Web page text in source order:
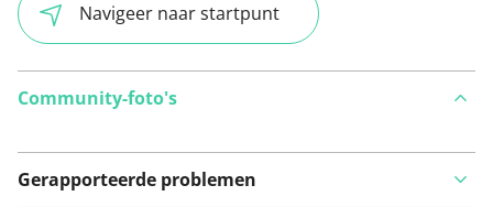
Navigeer naar startpunt
Community-foto's
Gerapporteerde problemen